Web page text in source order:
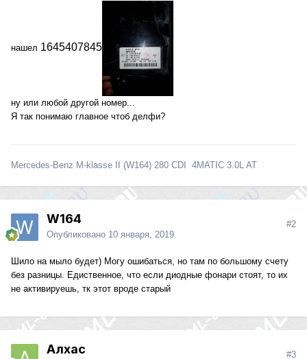
нашел 1645407845
ну или любой другой номер...
Я так понимаю главное чтоб делфи?
Mercedes-Benz M-klasse II (W164) 280 CDI 4MATIC 3.0L AT
W164
Опубликовано 10 января, 2019
#2
Шило на мыло будет) Могу ошибаться, но там по большому счету
без разницы. Едиственное, что если диодные фонари стоят, то их
не активируешь, тк этот вроде старый
Алхас #3